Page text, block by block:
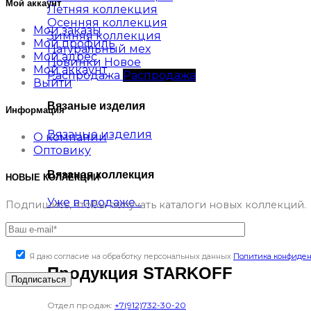
Летняя коллекция
Осенняя коллекция
Зимняя коллекция
Натуральный мех
Новинки
Распродажа
Вязаные изделия
Вязаные изделия
Вязаная коллекция
Уже в продаже...
Продукция STARKOFF
Отдел продаж: +7(912)732-30-20
Мой аккаунт
Мои заказы
Мой профиль
Мой адрес
Мой аккаунт
Выйти
Информация
О компании
Оптовику
НОВЫЕ КОЛЛЕКЦИИ
Подпишись, чтобы получать каталоги новых коллекций.
Я даю согласие на обработку персональных данных Политика